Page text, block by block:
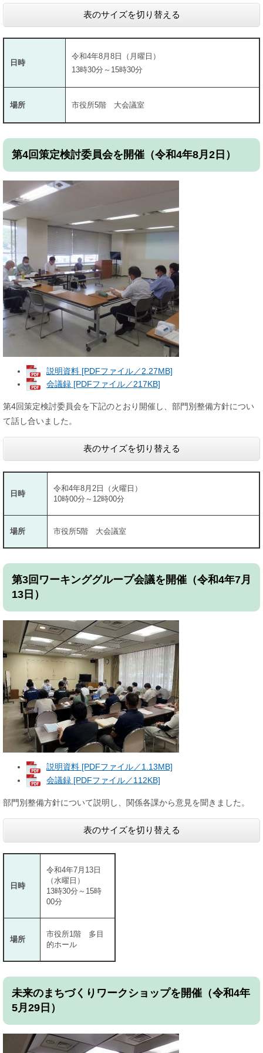
表のサイズを切り替える
日時
令和4年8月8日（月曜日）
13時30分～15時30分
場所 市役所5階 大会議室
第4回策定検討委員会を開催（令和4年8月2日）
説明資料 [PDFファイル／2.27MB]
会議録 [PDFファイル／217KB]
第4回策定検討委員会を下記のとおり開催し、部門別整備方針につい
て話し合いました。
表のサイズを切り替える
日時
令和4年8月2日（火曜日）
10時00分～12時00分
場所 市役所5階 大会議室
第3回ワーキンググループ会議を開催（令和4年7月
13日）
説明資料 [PDFファイル／1.13MB]
会議録 [PDFファイル／112KB]
部門別整備方針について説明し、関係各課から意見を聞きました。
表のサイズを切り替える
日時
令和4年7月13日
（水曜日）
13時30分～15時
00分
場所
市役所1階 多目
的ホール
未来のまちづくりワークショップを開催（令和4年
5月29日）